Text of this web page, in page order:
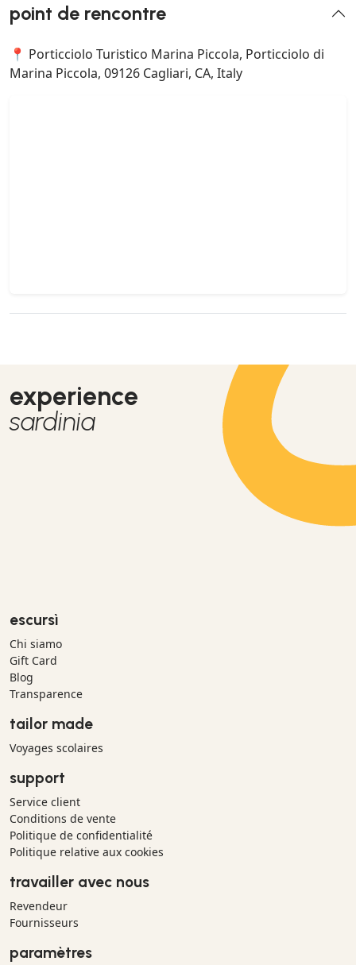
point de rencontre
📍 Porticciolo Turistico Marina Piccola, Porticciolo di
Marina Piccola, 09126 Cagliari, CA, Italy
experience
sardinia
escursì
Chi siamo
Gift Card
Blog
Transparence
tailor made
Voyages scolaires
support
Service client
Conditions de vente
Politique de confidentialité
Politique relative aux cookies
travailler avec nous
Revendeur
Fournisseurs
paramètres